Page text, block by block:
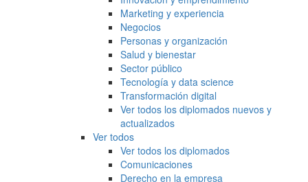
Marketing y experiencia
Negocios
Personas y organización
Salud y bienestar
Sector público
Tecnología y data science
Transformación digital
Ver todos los diplomados nuevos y
actualizados
Ver todos
Ver todos los diplomados
Comunicaciones
Derecho en la empresa